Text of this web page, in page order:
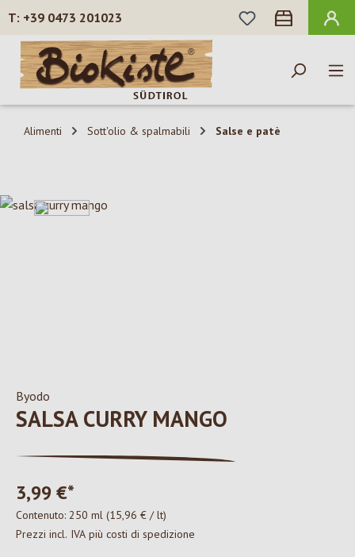
Passa al contenuto principale
+39 0473 201023
HAI 0 ARTICOLI
Alimenti Sott'olio & spalmabili Salse e patè
Salta la galleria di immagini
Byodo
SALSA CURRY MANGO
3,99 €*
Contenuto: 250 ml (15,96 € / lt)
Prezzi incl. IVA più costi di spedizione